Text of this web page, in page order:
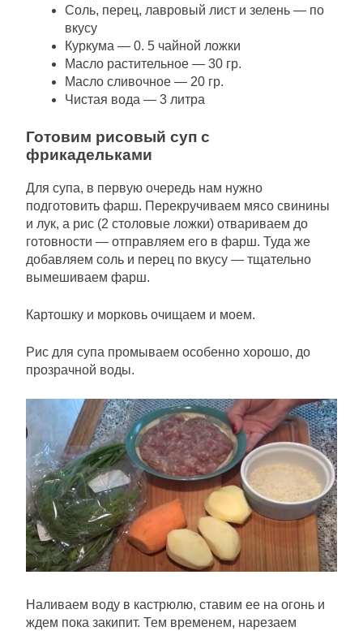
Соль, перец, лавровый лист и зелень — по
вкусу
Куркума — 0. 5 чайной ложки
Масло растительное — 30 гр.
Масло сливочное — 20 гр.
Чистая вода — 3 литра
Готовим рисовый суп с
фрикадельками
Для супа, в первую очередь нам нужно
подготовить фарш. Перекручиваем мясо свинины
и лук, а рис (2 столовые ложки) отвариваем до
готовности — отправляем его в фарш. Туда же
добавляем соль и перец по вкусу — тщательно
вымешиваем фарш.
Картошку и морковь очищаем и моем.
Рис для супа промываем особенно хорошо, до
прозрачной воды.
Наливаем воду в кастрюлю, ставим ее на огонь и
ждем пока закипит. Тем временем, нарезаем